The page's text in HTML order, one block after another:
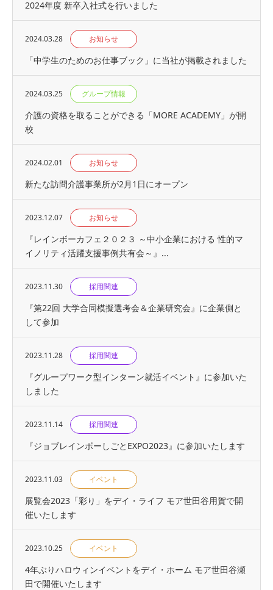
2024年度 新卒入社式を行いました
2024.03.28 お知らせ
「中学生のためのお仕事ブック」に当社が掲載されました
2024.03.25 グループ情報
介護の資格を取ることができる「MORE ACADEMY」が開
校
2024.02.01 お知らせ
新たな訪問介護事業所が2月1日にオープン
2023.12.07 お知らせ
『レインボーカフェ２０２３ ～中小企業における 性的マ
イノリティ活躍支援事例共有会～』...
2023.11.30 採用関連
『第22回 大学合同模擬選考会＆企業研究会』に企業側と
して参加
2023.11.28 採用関連
『グループワーク型インターン就活イベント』に参加いた
しました
2023.11.14 採用関連
『ジョブレインボーしごとEXPO2023』に参加いたします
2023.11.03 イベント
展覧会2023「彩り」をデイ・ライフ モア世田谷用賀で開
催いたします
2023.10.25 イベント
4年ぶりハロウィンイベントをデイ・ホーム モア世田谷瀬
田で開催いたします